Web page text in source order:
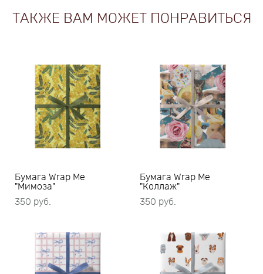
ТАКЖЕ ВАМ МОЖЕТ ПОНРАВИТЬСЯ
Бумага Wrap Me
"Мимоза"
350 pуб.
Бумага Wrap Me
"Коллаж"
350 pуб.